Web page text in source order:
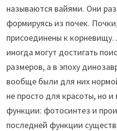
называются вайями. Они
формируясь из почек.
присоединены к корневищу.
иногда могут достигать
размеров, а в эпоху
вообще были для них
не просто для красоты, но
функции: фотосинтез и
последней функции